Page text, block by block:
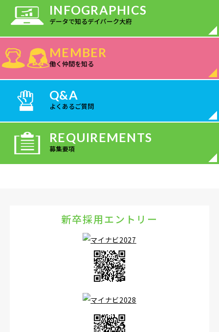
INFOGRAPHICS
データで知るデイパーク大府
MEMBER
働く仲間を知る
Q&A
よくあるご質問
REQUIREMENTS
募集要項
新卒採用エントリー